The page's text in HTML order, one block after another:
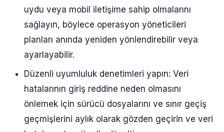
uydu veya mobil iletişime sahip olmalarını
sağlayın, böylece operasyon yöneticileri
planları anında yeniden yönlendirebilir veya
ayarlayabilir.
Düzenli uyumluluk denetimleri yapın: Veri
hatalarının giriş reddine neden olmasını
önlemek için sürücü dosyalarını ve sınır geçiş
geçmişlerini aylık olarak gözden geçirin ve veri